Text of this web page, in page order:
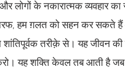
लोगों के नकारात्मक व्यवहार
हम ग़लत को सहन कर सकते हैं
तरीक़े से। यह जीवन की
यह शक्ति केवल तब आती है